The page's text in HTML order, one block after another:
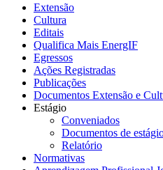
Extensão
Cultura
Editais
Qualifica Mais EnergIF
Egressos
Ações Registradas
Publicações
Documentos Extensão e
Estágio
Conveniados
Documentos de
Relatório
Normativas